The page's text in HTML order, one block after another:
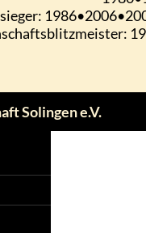
Solingen e.V.